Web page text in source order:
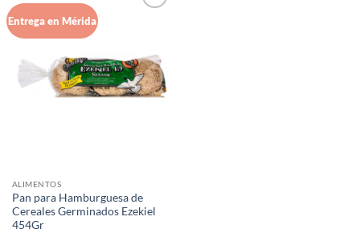
Entrega en Mérida
Deseos
ALIMENTOS
Pan para Hamburguesa de
Cereales Germinados Ezekiel
454Gr